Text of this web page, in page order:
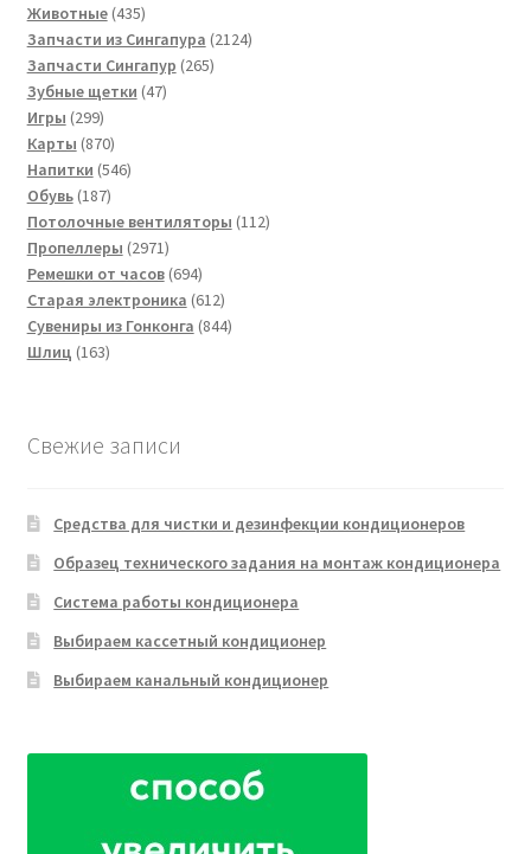
товара
Животные 435435
товаров
Запчасти из Сингапура 21242124
Запчасти Сингапур 265265
Зубные щетки 4747
Игры 299299
товаров
Карты 870870
товаров
Напитки 546546
Обувь 187187
товаров
Потолочные вентиляторы 112112
Пропеллеры 29712971
товар
Ремешки от часов 694694
товара
Старая электроника 612612
товаров
Сувениры из Гонконга 844844
Шлиц 163163
Свежие записи
Средства для чистки и дезинфекции кондиционеров
Образец технического задания на монтаж кондиционера
Система работы кондиционера
Выбираем кассетный кондиционер
Выбираем канальный кондиционер